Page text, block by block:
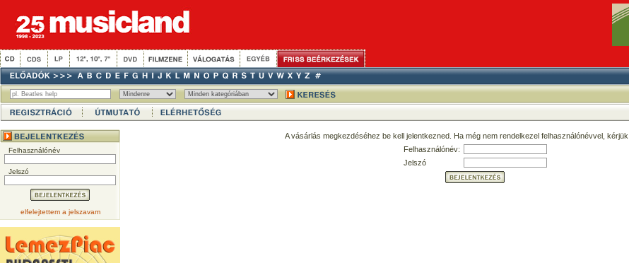
Felhasználónév
Jelszó
elfelejtettem a jelszavam
A vásárlás megkezdéséhez be kell jelentkezned. Ha még nem rendelkezel felhasználónévvel, kérjük
Felhasználónév:
Jelszó